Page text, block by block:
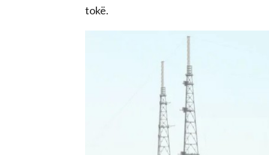
tokë.